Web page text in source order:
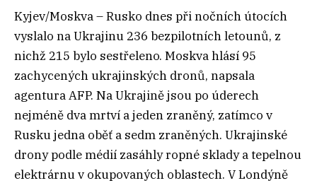
Kyjev/Moskva – Rusko dnes při nočních útocích
vyslalo na Ukrajinu 236 bezpilotních letounů, z
nichž 215 bylo sestřeleno. Moskva hlásí 95
zachycených ukrajinských dronů, napsala
agentura AFP. Na Ukrajině jsou po úderech
nejméně dva mrtví a jeden zraněný, zatímco v
Rusku jedna oběť a sedm zraněných. Ukrajinské
drony podle médií zasáhly ropné sklady a tepelnou
elektrárnu v okupovaných oblastech. V Londýně